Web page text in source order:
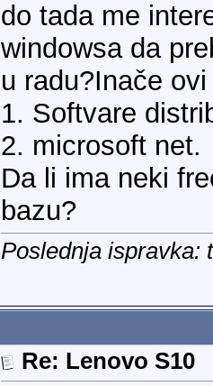
do tada me
windowsa da
u radu?Inače
1. Softvare
2. microsoft net.
Da li ima neki
bazu?
Poslednja ispravka:
Re: Lenovo S10